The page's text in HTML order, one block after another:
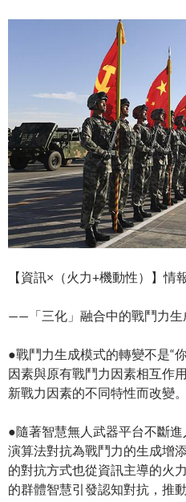
【資訊×（火力+機動性）】情
——「三化」融合中的戰鬥力生
●戰鬥力生成模式的轉變不是“
因素與原有戰鬥力因素相互作
新戰力因素的不同特性而改變。
●隨著智慧無人武器平台不斷
演算法對抗為戰鬥力的生成增
的對抗方式也從資訊主導的火
的群體智慧引發認知對抗，推